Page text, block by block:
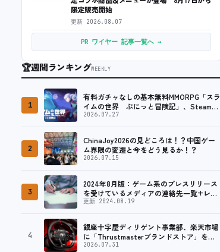
限定販売開始
更新 2026.08.07
PR ワイヤー 記事一覧へ →
🏆週間ランキングWEEKLY
1
有料ガチャなしの基本無料MMORPG「スラ
イムの世界 ぷにっと冒険記」、Steam向
けの無料体験版が8月末に配信決定
2026.07.27
2
ChinaJoy2026の見どころは！？中国ゲー
ム界隈の変遷と今をどう見るか！？
2026.07.15
3
2024年8月版：ゲーム系のプレスリリース
を受けているメディアの連絡先一覧+レビ
ュー依頼先一覧
更新 2024.08.19
4
銀座十字屋ディリゲント事業部、楽天市場
に「Thrustmasterブランドストア」をオ
ープン。記念キャンペーンでポイントアッ
2026.07.31